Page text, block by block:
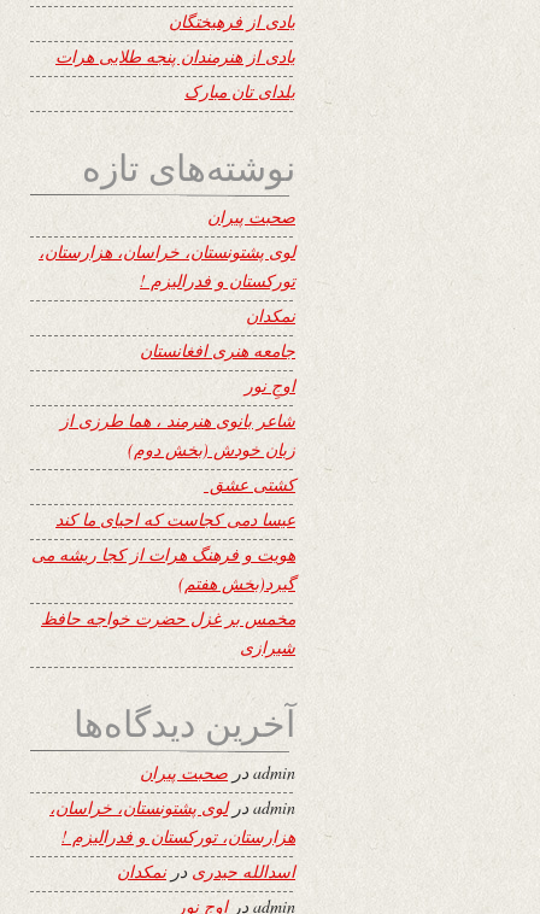
یادی از فرهیختگان
یادی از هنرمندان پنجه طلایی هرات
یلدای تان مبارک
نوشته‌های تازه
صحبت پیران
لوی پشتونستان، خراسان، هزارستان،
تورکستان و فدرالیزم !
نمکدان
جامعه هنری افغانستان
اوجِ نور
شاعر بانوی هنرمند ، هما طرزی از
زبان خودش (بخش دوم)
کشتی عشق
عیسا دمی کجاست که احیای ما کند
هویت و فرهنگ هرات از کجا ریشه می
گیرد(بخش هفتم)
مخمس بر غزل حضرت خواجه حافظ
شیرازی
آخرین دیدگاه‌ها
adminدر صحبت پیران
admin درلوی پشتونستان، خراسان،
هزارستان، تورکستان و فدرالیزم !
اسدالله حیدری درنمکدان
adminدراوجِ نور